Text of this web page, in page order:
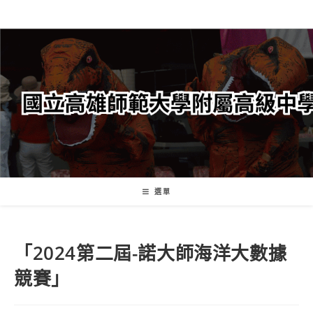
轉
要
內
容
選單
「2024第二屆-諾大師海洋大數據
競賽」